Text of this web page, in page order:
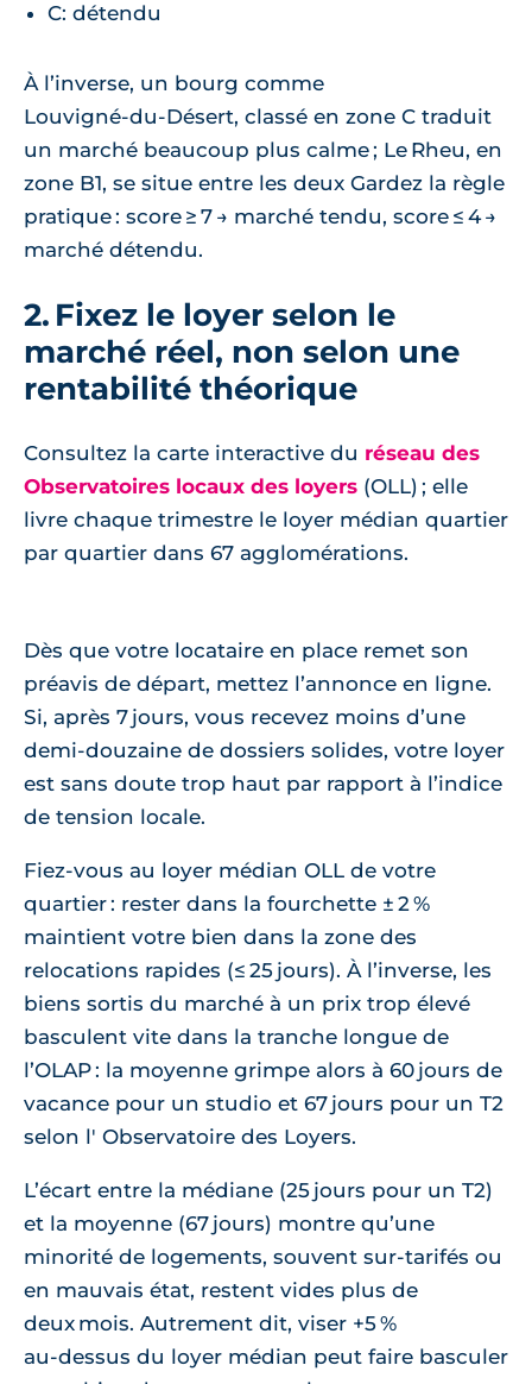
C: détendu
À l’inverse, un bourg comme
Louvigné‑du‑Désert, classé en zone C traduit
un marché beaucoup plus calme ; Le Rheu, en
zone B1, se situe entre les deux Gardez la règle
pratique : score ≥ 7 → marché tendu, score ≤ 4 →
marché détendu.
2. Fixez le loyer selon le
marché réel, non selon une
rentabilité théorique
Consultez la carte interactive du réseau des
Observatoires locaux des loyers (OLL) ; elle
livre chaque trimestre le loyer médian quartier
par quartier dans 67 agglomérations.
Dès que votre locataire en place remet son
préavis de départ, mettez l’annonce en ligne.
Si, après 7 jours, vous recevez moins d’une
demi‑douzaine de dossiers solides, votre loyer
est sans doute trop haut par rapport à l’indice
de tension locale.
Fiez‑vous au loyer médian OLL de votre
quartier : rester dans la fourchette ± 2 %
maintient votre bien dans la zone des
relocations rapides (≤ 25 jours). À l’inverse, les
biens sortis du marché à un prix trop élevé
basculent vite dans la tranche longue de
l’OLAP : la moyenne grimpe alors à 60 jours de
vacance pour un studio et 67 jours pour un T2
selon l' Observatoire des Loyers.
L’écart entre la médiane (25 jours pour un T2)
et la moyenne (67 jours) montre qu’une
minorité de logements, souvent sur‑tarifés ou
en mauvais état, restent vides plus de
deux mois. Autrement dit, viser +5 %
au‑dessus du loyer médian peut faire basculer